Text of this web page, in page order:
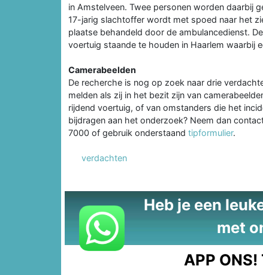
in Amstelveen. Twee personen worden daarbij
17-jarig slachtoffer wordt met spoed naar het
plaatse behandeld door de ambulancedienst.
voertuig staande te houden in Haarlem waarbij
Camerabeelden
De recherche is nog op zoek naar drie
melden als zij in het bezit zijn van
rijdend voertuig, of van omstanders die het
bijdragen aan het onderzoek? Neem dan
7000 of gebruik onderstaand tipformulier.
verdachten
Heb je een
met
APP ONS!